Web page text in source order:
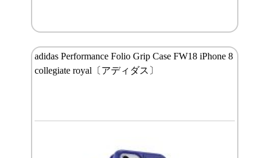
adidas Performance Folio Grip Case FW18 iPhone 8
collegiate royal〔アディダス〕